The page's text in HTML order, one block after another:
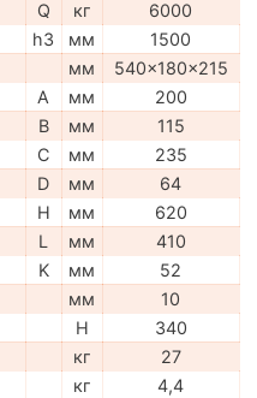
Q кг
6000
h3 мм
1500
мм
540x180x215
A мм
200
B мм
115
C мм
235
D мм
64
H мм
620
L мм
410
K мм
52
мм
10
H
340
кг
27
кг 4,4